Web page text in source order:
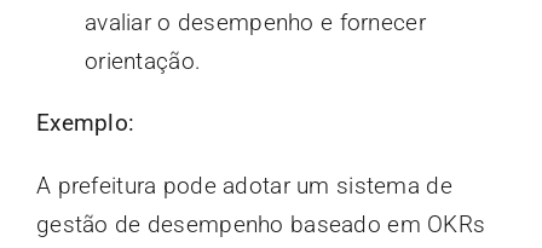
avaliar o desempenho e fornecer
orientação.
Exemplo:
A prefeitura pode adotar um sistema de
gestão de desempenho baseado em OKRs